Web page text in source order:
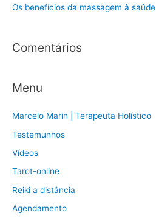
o
:
Os benefícios da massagem à saúde
Comentários
Menu
Marcelo Marin | Terapeuta Holístico
Testemunhos
Vídeos
Tarot-online
Reiki a distância
Agendamento